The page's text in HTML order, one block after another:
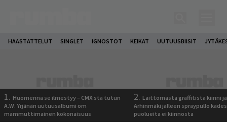
HAASTATTELUT SINGLET IGNOSTOT KEIKAT UUTUUSBIISIT
1. Huomenna se ilmestyy – CMX:stä tutun
A.W. Yrjänän uutuusalbumi om
mammuttimainen kokonaisuus
2. Laittomasta graffitista kiinni
Arhinmäki jälleen spraypullo
puolueita ei kiinnosta